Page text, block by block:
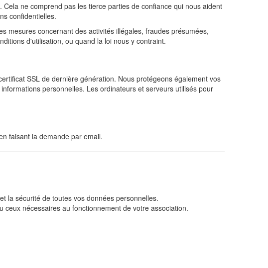
ne comprend pas les tierce parties de confiance qui nous aident
confidentielles.
mesures concernant des activités illégales, fraudes présumées,
d'utilisation, ou quand la loi nous y contraint.
SSL de dernière génération. Nous protégeons également vos
personnelles. Les ordinateurs et serveurs utilisés pour
faisant la demande par email.
la sécurité de toutes vos données personnelles.
nécessaires au fonctionnement de votre association.